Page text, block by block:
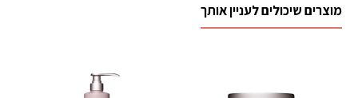
מוצרים שיכולים לעניין אותך